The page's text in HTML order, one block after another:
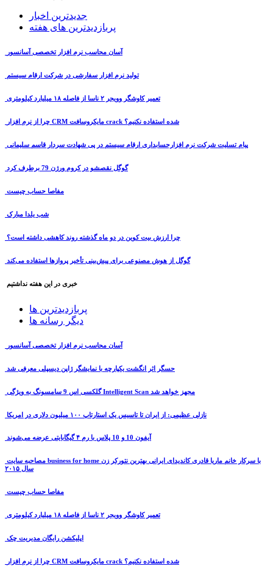
جدیدترین اخبار
پربازدیدترین های هفته
آسان محاسب نرم افزار تخصصی آسانسور
تولید نرم افزار سفارشی در شرکت ارقام سیستم
تعمیر کاوشگر وویجر ۲ ناسا از فاصله ۱۸ میلیارد کیلومتری
چرا از نرم افزار CRM مایکروسافت crack شده استفاده نکنیم؟
پیام تسلیت شرکت نرم افزارحسابداری ارقام سیستم در پی شهادت سردار قاسم سلیمانی
گوگل نقصشو در کروم ورژن 79 برطرف کرد
مفاصا حساب چیست
شب یلدا مبارک
چرا ارزش بیت کوین در دو ماه گذشته روند کاهشی داشته است؟
گوگل از هوش مصنوعی برای پیش‌بینی تأخیر پروازها استفاده می‌کند
خبری در این هفته نداشتیم
پربازدیدترین ها
دیگر رسانه ها
آسان محاسب نرم افزار تخصصی آسانسور
حسگر اثر انگشت یکپارچه با نمایشگر ژاپن دیسپلی معرفی شد
گلکسی اس 9 سامسونگ به ویژگی Intelligent Scan مجهز خواهد شد
نازلی عظیمی: از ایران تا تاسیس یک استارتاپ ۱۰۰ میلیون دلاری در امریکا
آیفون 10 و 10 پلاس با رم ۴ گیگابایتی عرضه می‌شوند
سال ۲۰۱۵
مفاصا حساب چیست
تعمیر کاوشگر وویجر ۲ ناسا از فاصله ۱۸ میلیارد کیلومتری
اپلیکشن رایگان مدیریت چک
چرا از نرم افزار CRM مایکروسافت crack شده استفاده نکنیم؟